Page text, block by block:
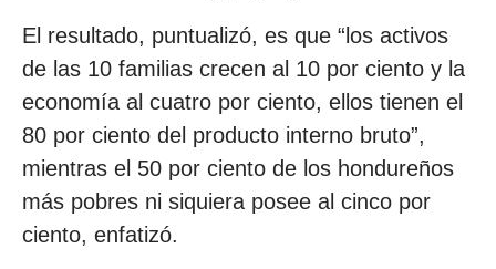
El resultado, puntualizó, es que “los activos
de las 10 familias crecen al 10 por ciento y la
economía al cuatro por ciento, ellos tienen el
80 por ciento del producto interno bruto”,
mientras el 50 por ciento de los hondureños
más pobres ni siquiera posee al cinco por
ciento, enfatizó.